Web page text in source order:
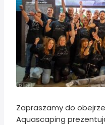
Zapraszamy do
Aquascaping